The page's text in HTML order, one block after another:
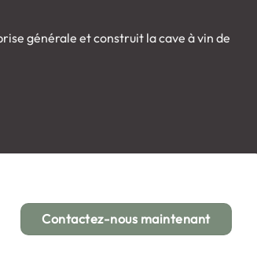
générale et construit la cave à vin de
Contactez-nous maintenant